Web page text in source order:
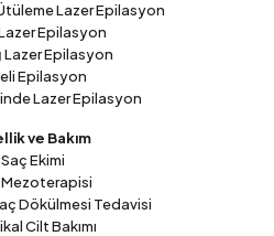
Lazer Epilasyon
Epilasyon
Lazer Epilasyon
Epilasyon
Lazer Epilasyon
ve Bakım
Ekimi
Mezoterapisi
Dökülmesi Tedavisi
Cilt Bakımı